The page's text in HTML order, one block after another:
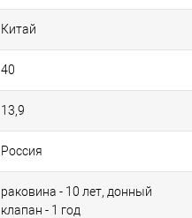
Китай
40
13,9
Россия
раковина - 10 лет, донный
клапан - 1 год